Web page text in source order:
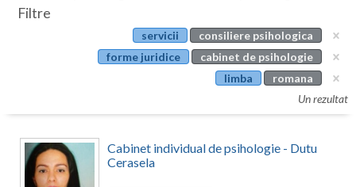
Botosani
Bucuresti
Buzau
Calarasi
Articole
Filtre
servicii
consiliere psihologica
forme juridice
cabinet de psihologie
limba
romana
Un rezultat
Cabinet individual de psihologie - Dutu
Cerasela